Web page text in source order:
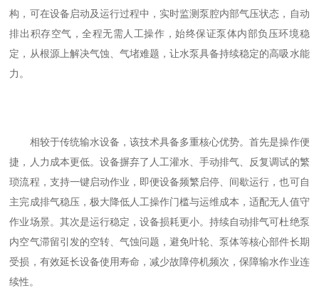
构，可在设备启动及运行过程中，实时监测泵腔内部气压状态，自动
排出积存空气，全程无需人工操作，始终保证泵体内部负压环境稳
定，从根源上解决气蚀、气堵难题，让水泵具备持续稳定的高吸水能
力。
相较于传统输水设备，该技术具备多重核心优势。首先是操作便
捷，人力成本更低。设备摒弃了人工灌水、手动排气、反复调试的繁
琐流程，支持一键启动作业，即便设备频繁启停、间歇运行，也可自
主完成排气稳压，极大降低人工操作门槛与运维成本，适配无人值守
作业场景。其次是运行稳定，设备损耗更小。持续自动排气可杜绝泵
内空气滞留引发的空转、气蚀问题，避免叶轮、泵体等核心部件长期
受损，有效延长设备使用寿命，减少故障停机频次，保障输水作业连
续性。